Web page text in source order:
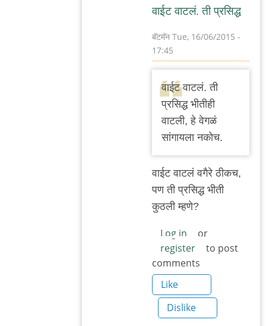
वाईट वाटलं. ती प्रसिद्ध
बॅटमॅन Tue, 16/06/2015 -
17:45
In
reply
to
वाचून
खेद
बाकी
काही
मेघना
भुस्कुटे
वाईट वाटलं. ती
प्रसिद्ध भीतीही
वाटली, हे वेगळं
सांगायला नकोच.
वाईट वाटलं वगैरे ठीकच,
पण ती प्रसिद्ध भीती
कुठली म्हणे?
Log in
or
register
to post
comments
Like
Dislike